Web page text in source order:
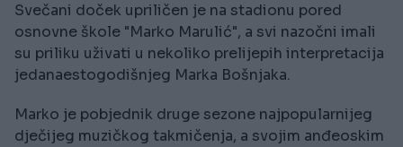
Svečani doček upriličen je na stadionu pored
osnovne škole "Marko Marulić", a svi nazočni imali
su priliku uživati u nekoliko prelijepih interpretacija
jedanaestogodišnjeg Marka Bošnjaka.
Marko je pobjednik druge sezone najpopularnijeg
dječijeg muzičkog takmičenja, a svojim anđeoskim